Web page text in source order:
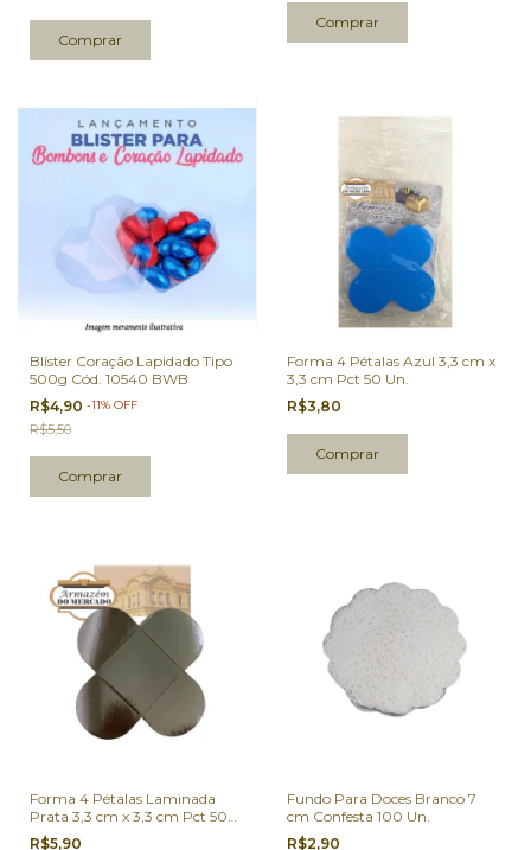
Blíster Coração Lapidado Tipo
500g Cód. 10540 BWB
R$4,90 -11% OFF
R$5,50
Forma 4 Pétalas Azul 3,3 cm x
3,3 cm Pct 50 Un.
R$3,80
Forma 4 Pétalas Laminada
Prata 3,3 cm x 3,3 cm Pct 50
Un.
R$5,90
Fundo Para Doces Branco 7
cm Confesta 100 Un.
R$2,90